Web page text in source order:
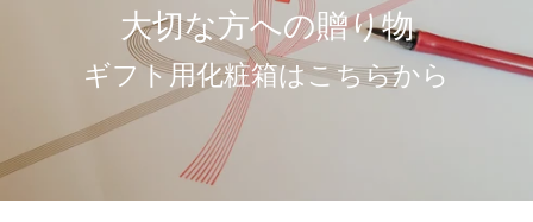
大切な方への贈り物
ギフト用化粧箱はこちらから